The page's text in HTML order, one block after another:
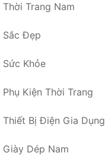
Thời Trang Nam
Sắc Đẹp
Sức Khỏe
Phụ Kiện Thời Trang
Thiết Bị Điện Gia Dụng
Giày Dép Nam